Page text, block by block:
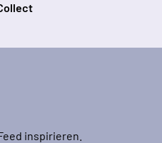
inspirieren.